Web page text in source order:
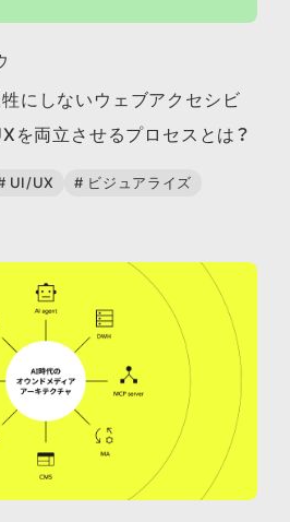
牲にしないウェブアクセシビ
を両立させるプロセスとは？
UI/UX # ビジュアライズ